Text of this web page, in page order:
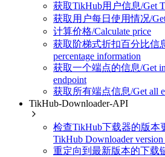
获取TikHub用户信息/Get
获取用户每日使用情况/Get
计算价格/Calculate price
获取阶梯式折扣百分比信
percentage information
获取一个端点的信息/Get
endpoint
获取所有端点信息/Get all
TikHub-Downloader-API
检查TikHub下载器的版本
TikHub Downloader version
重定向到最新版本的下载